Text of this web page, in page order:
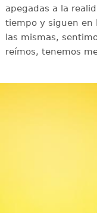
apegadas a la
tiempo y siguen en
las mismas,
reímos, tenemos